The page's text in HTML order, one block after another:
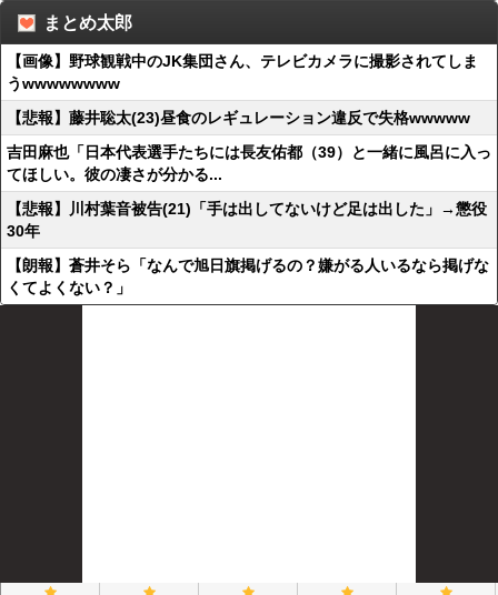
まとめ太郎
【画像】野球観戦中のJK集団さん、テレビカメラに撮影されてしま
うwwwwwwww
【悲報】藤井聡太(23)昼食のレギュレーション違反で失格wwwww
吉田麻也「日本代表選手たちには長友佑都（39）と一緒に風呂に入っ
てほしい。彼の凄さが分かる...
【悲報】川村葉音被告(21)「手は出してないけど足は出した」→懲役
30年
【朗報】蒼井そら「なんで旭日旗掲げるの？嫌がる人いるなら掲げな
くてよくない？」